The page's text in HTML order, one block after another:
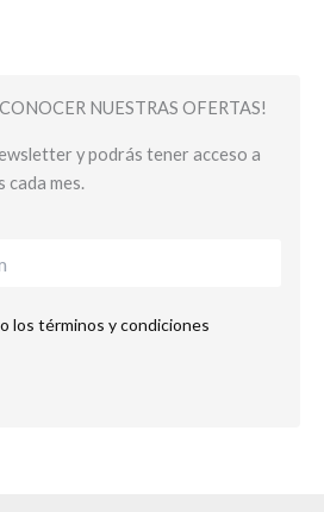
NUESTRAS OFERTAS!
y podrás tener acceso a
cada mes.
los términos y condiciones